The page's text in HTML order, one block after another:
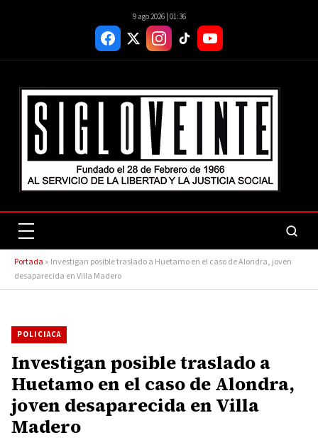
9 ago 2026 | 01:36
Portada » Investigan posible traslado a Huetamo en el caso de Alondra, joven
desaparecida en Villa Madero
POLICIACA
Investigan posible traslado a
Huetamo en el caso de Alondra,
joven desaparecida en Villa
Madero